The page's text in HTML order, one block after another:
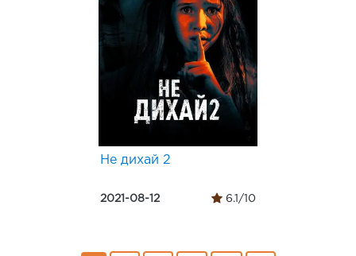
Не дихай 2
2021-08-12 6.1/10